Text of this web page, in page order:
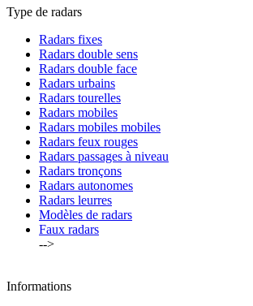
Type de radars
Radars fixes
Radars double sens
Radars double face
Radars urbains
Radars tourelles
Radars mobiles
Radars mobiles mobiles
Radars feux rouges
Radars passages à niveau
Radars tronçons
Radars autonomes
Radars leurres
Modèles de radars
Faux radars
-->
Informations